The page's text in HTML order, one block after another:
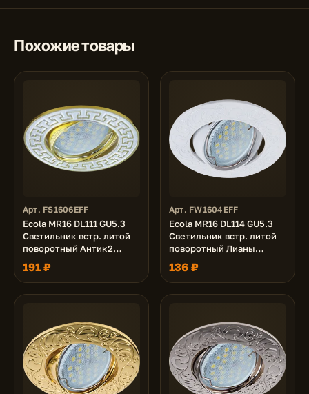
Похожие товары
Арт. FS1606EFF
Ecola MR16 DL111 GU5.3
Светильник встр. литой
поворотный Антик2
Хром/Сатин-Золото
24x88
191 ₽
Арт. FW1604EFF
Ecola MR16 DL114 GU5.3
Светильник встр. литой
поворотный Лианы
Белый 25x90
136 ₽